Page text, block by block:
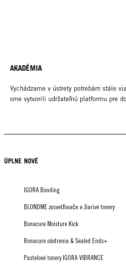
AKADÉMIA
Vychádzame v ústrety potrebám stále
sme vytvorili udržateľnú platformu pre
ÚPLNE NOVÉ
IGORA Bonding
BLONDME zosvetľovače a žiarivé tonery
Bonacure Moisture Kick
Bonacure ošetrenia & Sealed Ends+
Pastelové tonery IGORA VIBRANCE